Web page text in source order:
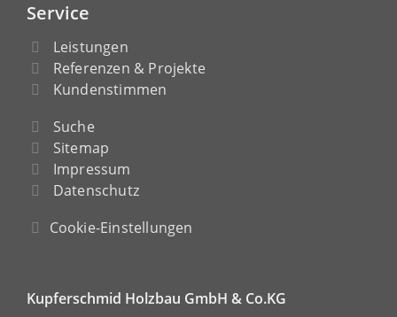
Service
Leistungen
Referenzen & Projekte
Kundenstimmen
Suche
Sitemap
Impressum
Datenschutz
Cookie-Einstellungen
Kupferschmid Holzbau GmbH & Co.KG